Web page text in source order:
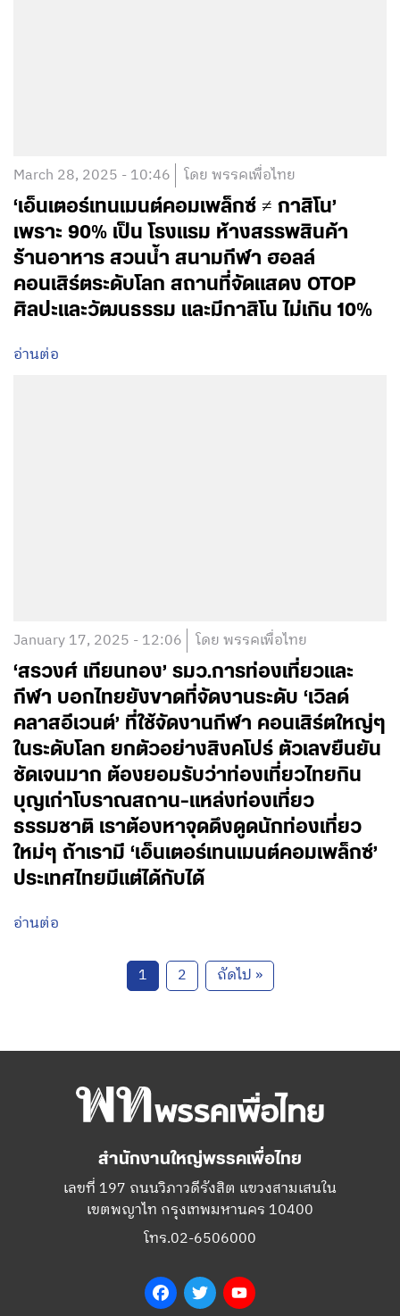
March 28, 2025 - 10:46 โดย พรรคเพื่อไทย
‘เอ็นเตอร์เทนเมนต์คอมเพล็กซ์ ≠ กาสิโน’
เพราะ 90% เป็น โรงแรม ห้างสรรพสินค้า
ร้านอาหาร สวนน้ำ สนามกีฬา ฮอลล์
คอนเสิร์ตระดับโลก สถานที่จัดแสดง OTOP
ศิลปะและวัฒนธรรม และมีกาสิโน ไม่เกิน 10%
อ่านต่อ
January 17, 2025 - 12:06 โดย พรรคเพื่อไทย
‘สรวงศ์ เทียนทอง’ รมว.การท่องเที่ยวและ
กีฬา บอกไทยยังขาดที่จัดงานระดับ ‘เวิลด์
คลาสอีเวนต์’ ที่ใช้จัดงานกีฬา คอนเสิร์ตใหญ่ๆ
ในระดับโลก ยกตัวอย่างสิงคโปร์ ตัวเลขยืนยัน
ชัดเจนมาก ต้องยอมรับว่าท่องเที่ยวไทยกิน
บุญเก่าโบราณสถาน-แหล่งท่องเที่ยว
ธรรมชาติ เราต้องหาจุดดึงดูดนักท่องเที่ยว
ใหม่ๆ ถ้าเรามี ‘เอ็นเตอร์เทนเมนต์คอมเพล็กซ์’
ประเทศไทยมีแต่ได้กับได้
อ่านต่อ
1 2 ถัดไป »
สำนักงานใหญ่พรรคเพื่อไทย
เลขที่ 197 ถนนวิภาวดีรังสิต แขวงสามเสนใน
เขตพญาไท กรุงเทพมหานคร 10400
โทร.02-6506000
FacebookTwitter